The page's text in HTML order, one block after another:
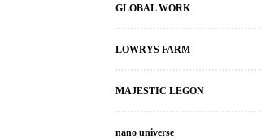
GLOBAL WORK
LOWRYS FARM
MAJESTIC LEGON
nano universe